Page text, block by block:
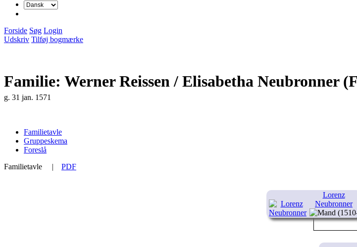
Forside Søg Login
Udskriv Tilføj bogmærke
Familie: Werner Reissen / Elisabetha Neubronner
g. 31 jan. 1571
Familietavle
Gruppeskema
Foreslå
Familietavle
| PDF
Lorenz
Neubronner
1565)